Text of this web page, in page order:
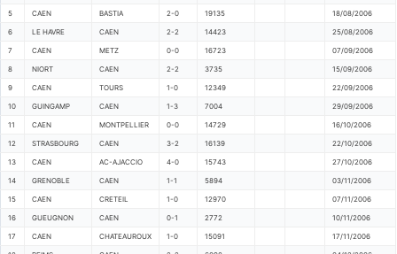
5 CAEN BASTIA 2-0 19135 18/08/2006
6 LE HAVRE CAEN 2-2 14423 25/08/2006
7 CAEN METZ 0-0 16723 07/09/2006
8 NIORT CAEN 2-2 3735 15/09/2006
9 CAEN TOURS 1-0 12349 22/09/2006
10 GUINGAMP CAEN 1-3 7004 29/09/2006
11 CAEN MONTPELLIER 0-0 14729 16/10/2006
12 STRASBOURG CAEN 3-2 16139 22/10/2006
13 CAEN AC-AJACCIO 4-0 15743 27/10/2006
14 GRENOBLE CAEN 1-1 5894 03/11/2006
15 CAEN CRETEIL 1-0 12970 07/11/2006
16 GUEUGNON CAEN 0-1 2772 10/11/2006
17 CAEN CHATEAUROUX 1-0 15091 17/11/2006